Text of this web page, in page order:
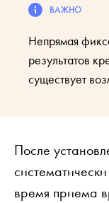
Непрямая
результатов
существует
После
время приема